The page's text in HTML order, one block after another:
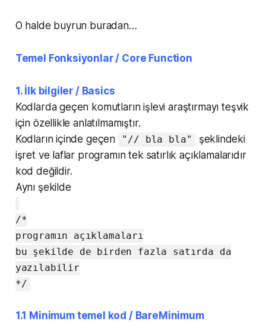
O halde buyrun buradan…
Temel Fonksiyonlar / Core Function
1. İlk bilgiler / Basics
Kodlarda geçen komutların işlevi araştırmayı teşvik
için özellikle anlatılmamıştır.
Kodların içinde geçen
"// bla bla"
şeklindeki
işret ve laflar programın tek satırlık açıklamalarıdır
kod değildir.
Aynı şekilde
/*
programın açıklamaları
bu şekilde de birden fazla satırda da
yazılabilir
*/
1.1 Minimum temel kod / BareMinimum